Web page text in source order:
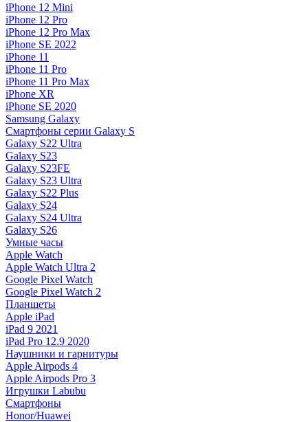
iPhone 12 Mini
iPhone 12 Pro
iPhone 12 Pro Max
iPhone SE 2022
iPhone 11
iPhone 11 Pro
iPhone 11 Pro Max
iPhone XR
iPhone SE 2020
Samsung Galaxy
Смартфоны серии Galaxy S
Galaxy S22 Ultra
Galaxy S23
Galaxy S23FE
Galaxy S23 Ultra
Galaxy S22 Plus
Galaxy S24
Galaxy S24 Ultra
Galaxy S26
Умные часы
Apple Watch
Apple Watch Ultra 2
Google Pixel Watch
Google Pixel Watch 2
Планшеты
Apple iPad
iPad 9 2021
iPad Pro 12.9 2020
Наушники и гарнитуры
Apple Airpods 4
Apple Airpods Pro 3
Игрушки Labubu
Смартфоны
Honor/Huawei